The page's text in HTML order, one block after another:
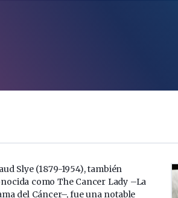
Slye (1879-1954), también
como The Cancer Lady –La
del Cáncer–, fue una notable